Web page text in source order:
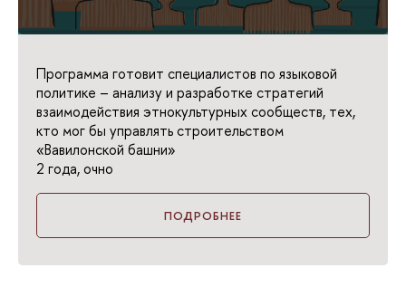
Программа готовит специалистов по языковой
политике – анализу и разработке стратегий
взаимодействия этнокультурных сообществ, тех,
кто мог бы управлять строительством
«Вавилонской башни»
2 года, очно
ПОДРОБНЕЕ